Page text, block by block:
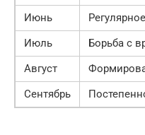
Июнь
Июль
Борьба с
Август
Сентябрь